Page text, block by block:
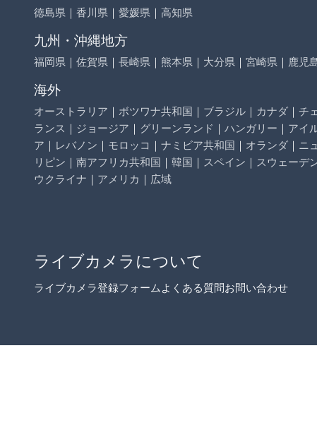
徳島県 ｜ 香川県 ｜ 愛媛県 ｜ 高知県
九州・沖縄地方
福岡県 ｜ 佐賀県 ｜ 長崎県 ｜ 熊本県 ｜ 大分県 ｜ 宮崎県 ｜ 鹿児
海外
オーストラリア ｜ ボツワナ共和国 ｜ ブラジル ｜ カナダ ｜ チ
ランス ｜ ジョージア ｜ グリーンランド ｜ ハンガリー ｜ アイ
ア ｜ レバノン ｜ モロッコ ｜ ナミビア共和国 ｜ オランダ ｜ ニ
リピン ｜ 南アフリカ共和国 ｜ 韓国 ｜ スペイン ｜ スウェーデ
ウクライナ ｜ アメリカ ｜ 広域
ライブカメラについて
ライブカメラ登録フォームよくある質問お問い合わせ